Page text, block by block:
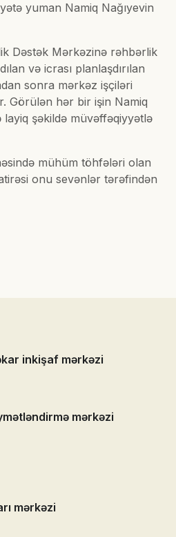
yuman Namiq Nağıyevin
Dəstək Mərkəzinə rəhbərlik
və icrası planlaşdırılan
sonra mərkəz işçiləri
Görülən hər bir işin Namiq
şəkildə müvəffəqiyyətlə
mühüm töhfələri olan
onu sevənlər tərəfindən
inkişaf mərkəzi
mərkəzi
mərkəzi